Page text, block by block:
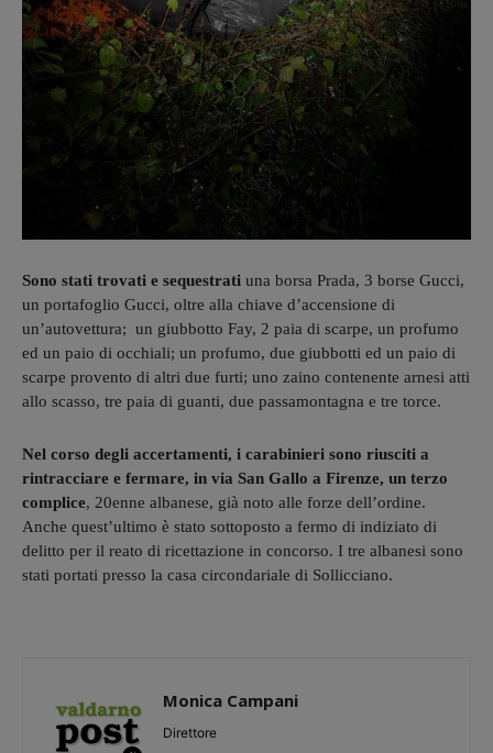
Sono stati trovati e sequestrati una borsa Prada, 3 borse Gucci,
un portafoglio Gucci, oltre alla chiave d’accensione di
un’autovettura; un giubbotto Fay, 2 paia di scarpe, un profumo
ed un paio di occhiali; un profumo, due giubbotti ed un paio di
scarpe provento di altri due furti; uno zaino contenente arnesi atti
allo scasso, tre paia di guanti, due passamontagna e tre torce.
Nel corso degli accertamenti, i carabinieri sono riusciti a
rintracciare e fermare, in via San Gallo a Firenze, un terzo
complice, 20enne albanese, già noto alle forze dell’ordine.
Anche quest’ultimo è stato sottoposto a fermo di indiziato di
delitto per il reato di ricettazione in concorso. I tre albanesi sono
stati portati presso la casa circondariale di Sollicciano.
Monica Campani
Direttore